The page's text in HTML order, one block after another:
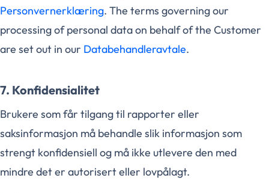
Personvernerklæring. The terms governing our
processing of personal data on behalf of the Customer
are set out in our Databehandleravtale.
7. Konfidensialitet
Brukere som får tilgang til rapporter eller
saksinformasjon må behandle slik informasjon som
strengt konfidensiell og må ikke utlevere den med
mindre det er autorisert eller lovpålagt.